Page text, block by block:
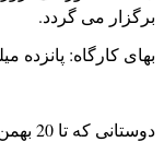
برگزار می گردد.
بهای کارگاه: پانزده